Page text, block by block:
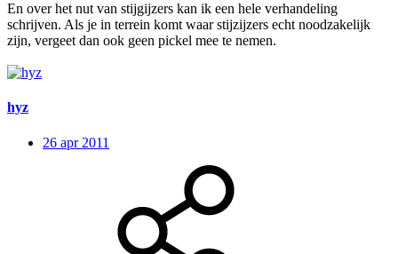
En over het nut van stijgijzers kan ik een hele verhandeling
schrijven. Als je in terrein komt waar stijzijzers echt noodzakelijk
zijn, vergeet dan ook geen pickel mee te nemen.
hyz
26 apr 2011